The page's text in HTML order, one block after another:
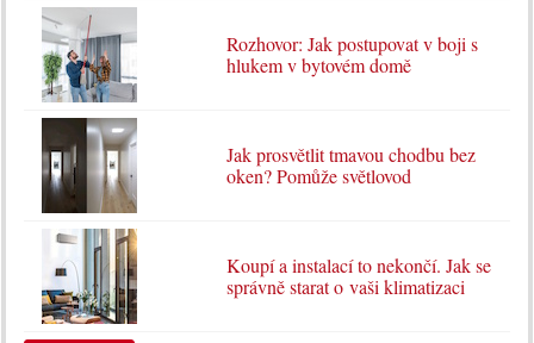
Rozhovor: Jak postupovat v boji s
hlukem v bytovém domě
Jak prosvětlit tmavou chodbu bez
oken? Pomůže světlovod
Koupí a instalací to nekončí. Jak se
správně starat o vaši klimatizaci